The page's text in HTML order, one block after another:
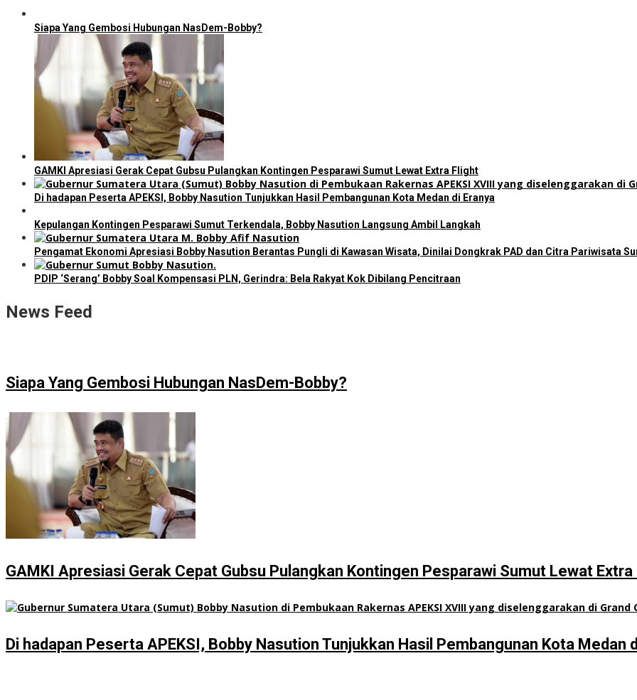
Siapa Yang Gembosi Hubungan NasDem-Bobby?
GAMKI Apresiasi Gerak Cepat Gubsu Pulangkan Kontingen Pesparawi Sumut Lewat Extra Flight
Di hadapan Peserta APEKSI, Bobby Nasution Tunjukkan Hasil Pembangunan Kota Medan di Eranya
Kepulangan Kontingen Pesparawi Sumut Terkendala, Bobby Nasution Langsung Ambil Langkah
Pengamat Ekonomi Apresiasi Bobby Nasution Berantas Pungli di Kawasan Wisata, Dinilai Dongkrak PAD dan Citra Pariwisata
PDIP ‘Serang’ Bobby Soal Kompensasi PLN, Gerindra: Bela Rakyat Kok Dibilang Pencitraan
News Feed
Siapa Yang Gembosi Hubungan NasDem-Bobby?
GAMKI Apresiasi Gerak Cepat Gubsu Pulangkan Kontingen Pesparawi Sumut Lewat Extra
Di hadapan Peserta APEKSI, Bobby Nasution Tunjukkan Hasil Pembangunan Kota Medan